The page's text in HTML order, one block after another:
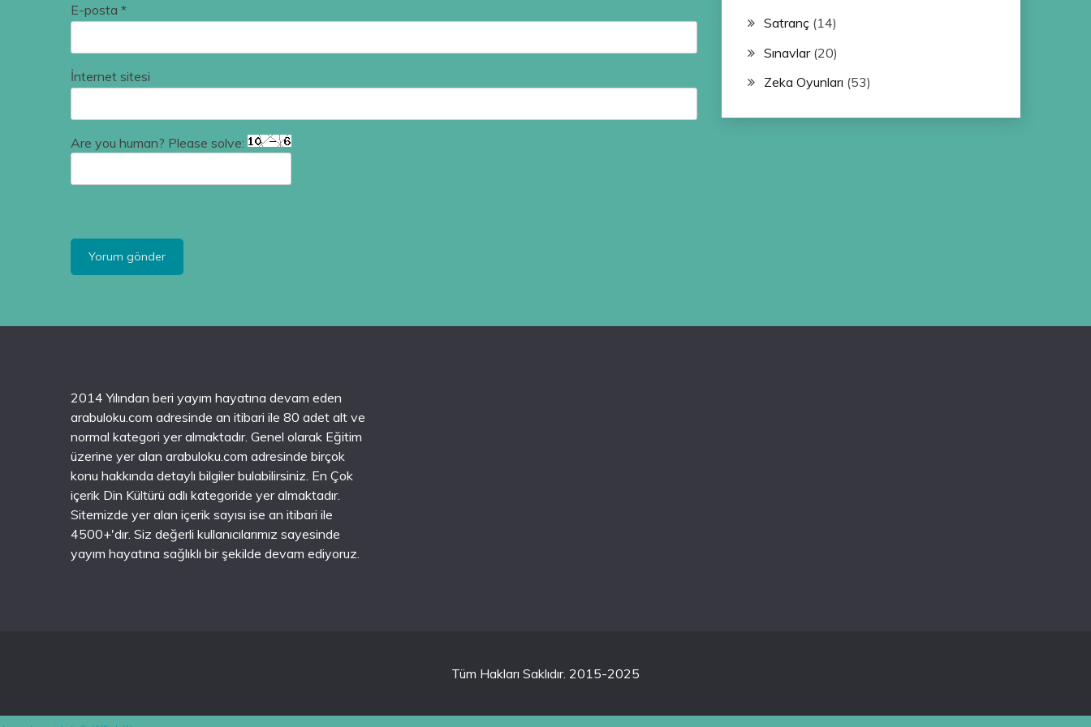
E-posta *
İnternet sitesi
Are you human? Please solve:
Satranç(14)
Sınavlar(20)
Zeka Oyunları (53)
2014 Yılından beri yayım hayatına devam eden
arabuloku.com adresinde an itibari ile 80 adet alt ve
normal kategori yer almaktadır. Genel olarak Eğitim
üzerine yer alan arabuloku.com adresinde birçok
konu hakkında detaylı bilgiler bulabilirsiniz. En Çok
içerik Din Kültürü adlı kategoride yer almaktadır.
Sitemizde yer alan içerik sayısı ise an itibari ile
4500+'dır. Siz değerli kullanıcılarımız sayesinde
yayım hayatına sağlıklı bir şekilde devam ediyoruz.
Tüm Hakları Saklıdır. 2015-2025